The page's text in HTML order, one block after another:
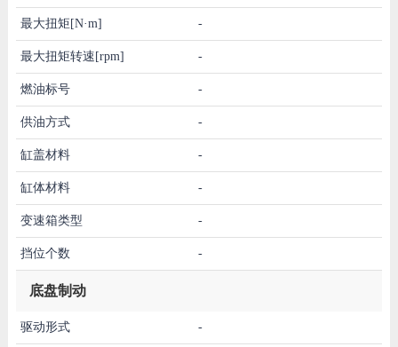
最大扭矩[N·m] -
最大扭矩转速[rpm] -
燃油标号 -
供油方式 -
缸盖材料 -
缸体材料 -
变速箱类型 -
挡位个数 -
底盘制动
驱动形式 -